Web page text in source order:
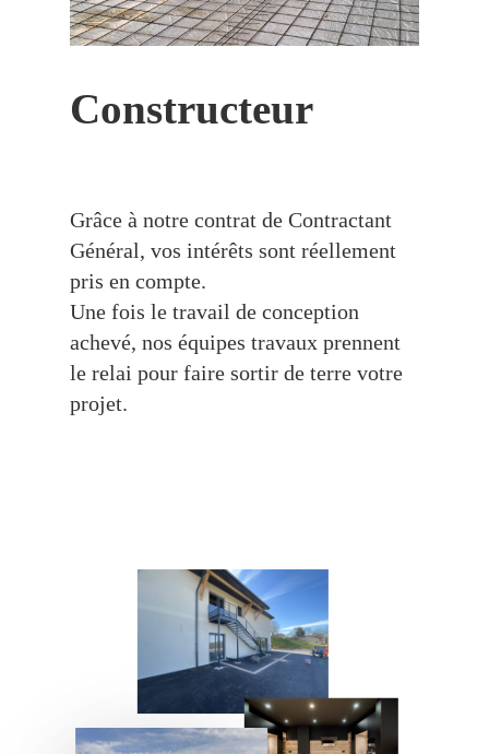
Constructeur
Grâce à notre contrat de Contractant
Général, vos intérêts sont réellement
pris en compte.
Une fois le travail de conception
achevé, nos équipes travaux prennent
le relai pour faire sortir de terre votre
projet.